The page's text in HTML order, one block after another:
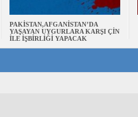
PAKİSTAN,AFGANİSTAN’DA
YAŞAYAN UYGURLARA KARŞI ÇİN
İLE İŞBİRLİĞİ YAPACAK